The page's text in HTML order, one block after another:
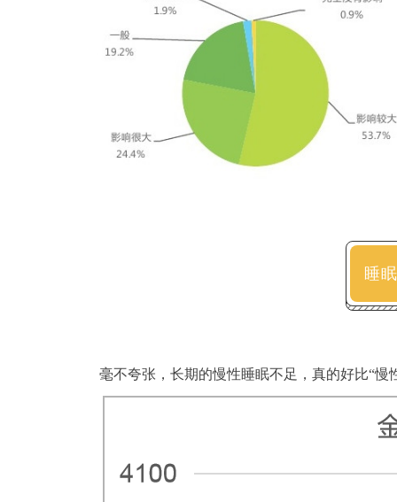
睡
毫不夸张，长期的慢性睡眠不足，真的好比“慢